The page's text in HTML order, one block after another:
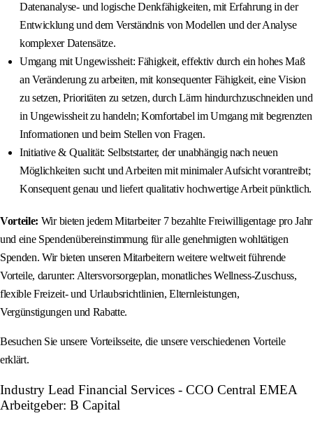
Datenanalyse- und logische Denkfähigkeiten, mit Erfahrung in der
Entwicklung und dem Verständnis von Modellen und der Analyse
komplexer Datensätze.
Umgang mit Ungewissheit: Fähigkeit, effektiv durch ein hohes Maß
an Veränderung zu arbeiten, mit konsequenter Fähigkeit, eine Vision
zu setzen, Prioritäten zu setzen, durch Lärm hindurchzuschneiden und
in Ungewissheit zu handeln; Komfortabel im Umgang mit begrenzten
Informationen und beim Stellen von Fragen.
Initiative & Qualität: Selbststarter, der unabhängig nach neuen
Möglichkeiten sucht und Arbeiten mit minimaler Aufsicht vorantreibt;
Konsequent genau und liefert qualitativ hochwertige Arbeit pünktlich.
Vorteile: Wir bieten jedem Mitarbeiter 7 bezahlte Freiwilligentage pro Jahr
und eine Spendenübereinstimmung für alle genehmigten wohltätigen
Spenden. Wir bieten unseren Mitarbeitern weitere weltweit führende
Vorteile, darunter: Altersvorsorgeplan, monatliches Wellness-Zuschuss,
flexible Freizeit- und Urlaubsrichtlinien, Elternleistungen,
Vergünstigungen und Rabatte.
Besuchen Sie unsere Vorteilsseite, die unsere verschiedenen Vorteile
erklärt.
Industry Lead Financial Services - CCO Central EMEA
Arbeitgeber: B Capital